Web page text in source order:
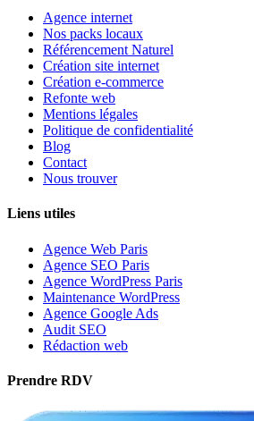
Agence internet
Nos packs locaux
Référencement Naturel
Création site internet
Création e-commerce
Refonte web
Mentions légales
Politique de confidentialité
Blog
Contact
Nous trouver
Liens utiles
Agence Web Paris
Agence SEO Paris
Agence WordPress Paris
Maintenance WordPress
Agence Google Ads
Audit SEO
Rédaction web
Prendre RDV